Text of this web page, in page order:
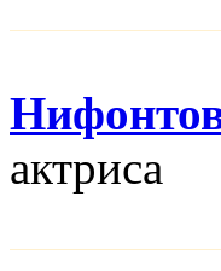
актриса